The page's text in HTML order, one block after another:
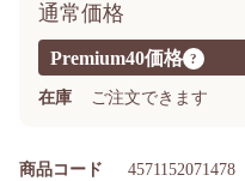
Premium40価格 ?
通常価格
在庫 ご注文できます
商品コード 4571152071478